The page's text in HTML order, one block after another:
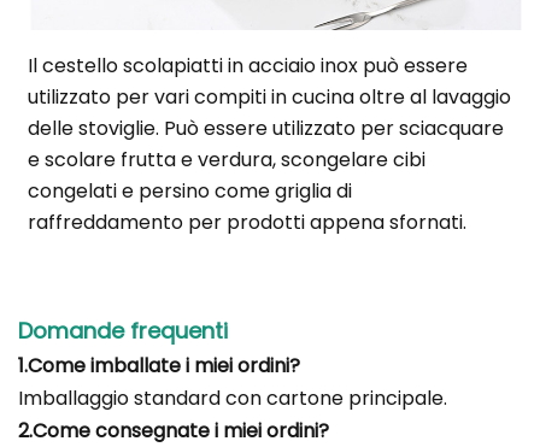
Il cestello scolapiatti in acciaio inox può essere
utilizzato per vari compiti in cucina oltre al lavaggio
delle stoviglie. Può essere utilizzato per sciacquare
e scolare frutta e verdura, scongelare cibi
congelati e persino come griglia di
raffreddamento per prodotti appena sfornati.
Domande frequenti
1.Come imballate i miei ordini?
Imballaggio standard con cartone principale.
2.Come consegnate i miei ordini?